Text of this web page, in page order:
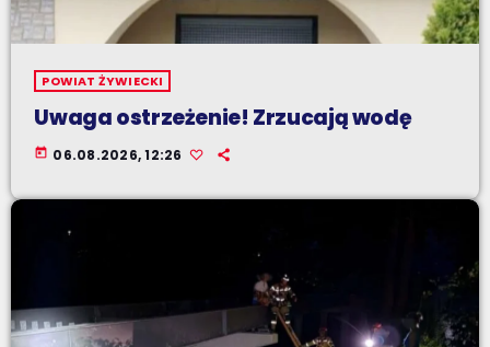
POWIAT ŻYWIECKI
Uwaga ostrzeżenie! Zrzucają wodę
today 06.08.2026, 12:26